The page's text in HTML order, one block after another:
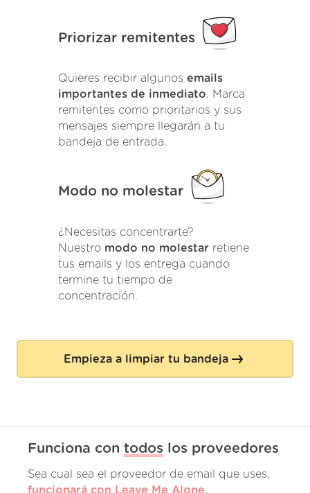
Priorizar remitentes
Quieres recibir algunos emails
importantes de inmediato. Marca
remitentes como prioritarios y sus
mensajes siempre llegarán a tu
bandeja de entrada.
Modo no molestar
¿Necesitas concentrarte?
Nuestro modo no molestar retiene
tus emails y los entrega cuando
termine tu tiempo de
concentración.
Empieza a limpiar tu bandeja
Funciona con todos los proveedores
Sea cual sea el proveedor de email que uses,
funcionará con Leave Me Alone.